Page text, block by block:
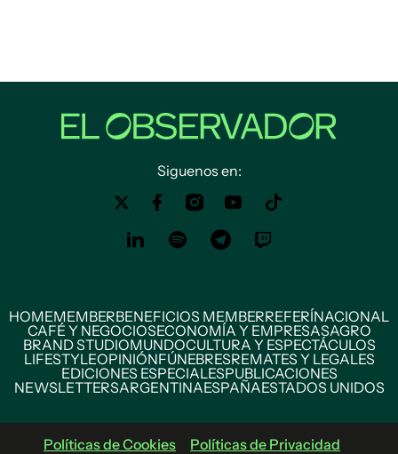
Siguenos en:
HOMEMEMBERBENEFICIOS MEMBERREFERÍNACIONAL
CAFÉ Y NEGOCIOSECONOMÍA Y EMPRESASAGRO
BRAND STUDIOMUNDOCULTURA Y ESPECTÁCULOS
LIFESTYLEOPINIÓNFÚNEBRESREMATES Y LEGALES
EDICIONES ESPECIALESPUBLICACIONES
NEWSLETTERSARGENTINAESPAÑAESTADOS UNIDOS
Políticas de Cookies Políticas de Privacidad